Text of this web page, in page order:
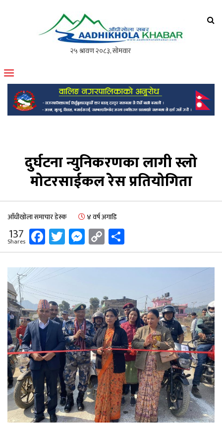
मोफसलकै लोकप्रिय अनलाइन पत्रिका
दुर्घटना न्युनिकरणका लागी स्लो
मोटरसाईकल रेस प्रतियोगिता
आँधीखोला समाचार डेस्क ४ वर्ष अगाडि
137
Shares Facebook
Twitter
Messenger
Copy
Link